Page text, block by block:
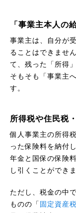
「事業主本人の
事業主は、自分が
ることはできませ
て、残った「所得
そもそも「事業主
す。
所得税や住民税
個人事業主の所得
った保険料を納付
年金と国保の保険
し引くことができ
ただし、税金の中
ものの「 固定資産税